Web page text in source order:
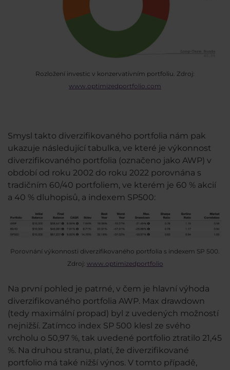
Rozložení investic v konzervativním portfoliu. Zdroj:
www.optimizedportfolio.com
Smysl takto diverzifikovaného portfolia nám pak
ukazuje následující tabulka, ve které je výkonnost
diverzifikovaného portfolia (označeno jako AWP) v
období od roku 2002 do roku 2022 porovnána s
tradičním 60/40 portfoliem, ve kterém je 60 % akcií
a 40 % dluhopisů, a indexem SP500:
Porovnání výkonnosti diverzifikovaného portfolia s indexem SP 500.
Zdroj: www.optimizedportfolio
Na první pohled je patrné, v čem je hlavní výhoda
diverzifikovaného portfolia AWP. Max drawdown
(tedy maximální propad) byl z uvedených možností
nejnižší. Zatímco index SP 500 klesl ze svého
vrcholu o 50,97 %, tak uvedené portfolio ztratilo 21,45
%. Na druhou stranu, platí, že diverzifikované
portfolio má také nižší výnos. V tomto případě,